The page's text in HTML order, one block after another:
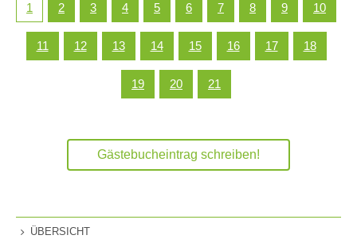
1 2 3 4 5 6 7 8 9 10
11 12 13 14 15 16 17 18
19 20 21
Gästebucheintrag schreiben!
ÜBERSICHT